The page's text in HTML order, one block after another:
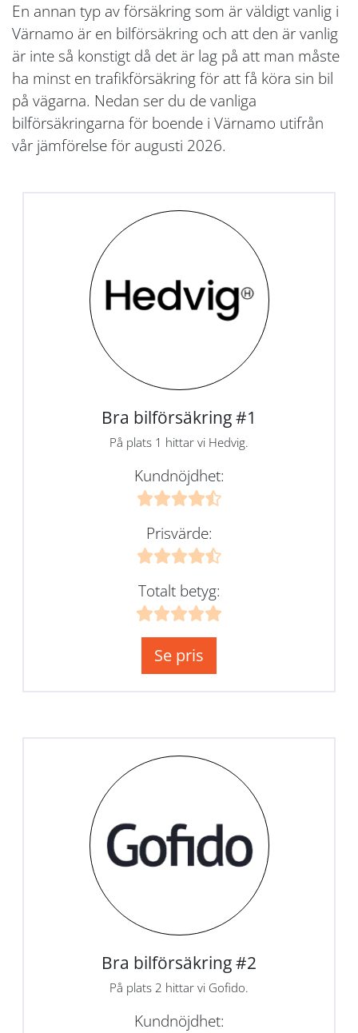
En annan typ av försäkring som är väldigt vanlig i
Värnamo är en bilförsäkring och att den är vanlig
är inte så konstigt då det är lag på att man måste
ha minst en trafikförsäkring för att få köra sin bil
på vägarna. Nedan ser du de vanliga
bilförsäkringarna för boende i Värnamo utifrån
vår jämförelse för augusti 2026.
Bra bilförsäkring #1
På plats 1 hittar vi Hedvig.
Kundnöjdhet:
Prisvärde:
Totalt betyg:
Se pris
Bra bilförsäkring #2
På plats 2 hittar vi Gofido.
Kundnöjdhet: